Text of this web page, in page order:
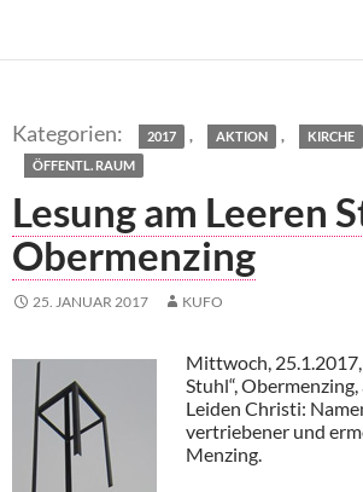
2017 , AKTION , KIRCHE
ÖFFENTL. RAUM
Lesung am Leeren
Obermenzing
25. JANUAR 2017 KUFO
Mittwoch,
Stuhl“,
Leiden Christi:
vertriebener und
Menzing.